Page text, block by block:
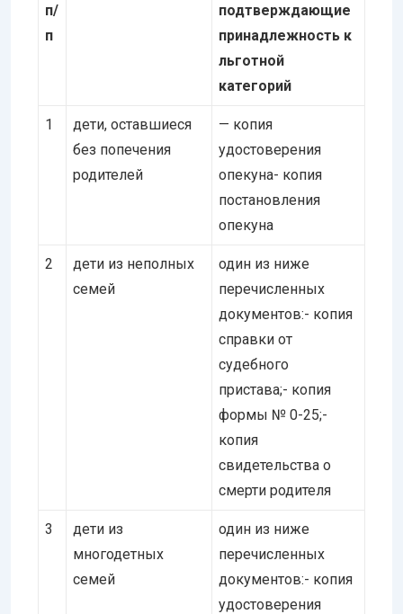
п/
п
подтверждающие
принадлежность к
льготной
категорий
1
дети, оставшиеся
без попечения
родителей
— копия
удостоверения
опекуна- копия
постановления
опекуна
2
дети из неполных
семей
один из ниже
перечисленных
документов:- копия
справки от
судебного
пристава;- копия
формы № 0-25;-
копия
свидетельства о
смерти родителя
3
дети из
многодетных
семей
один из ниже
перечисленных
документов:- копия
удостоверения